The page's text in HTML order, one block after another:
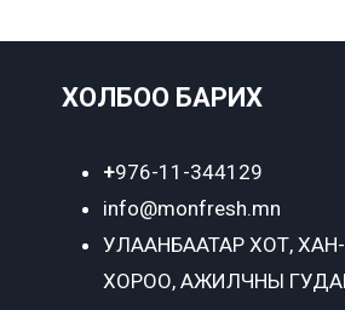
ХОЛБОО БАРИХ
+976-11-344129
info@monfresh.mn
УЛААНБААТАР ХОТ, ХАН-
ХОРОО, АЖИЛЧНЫ